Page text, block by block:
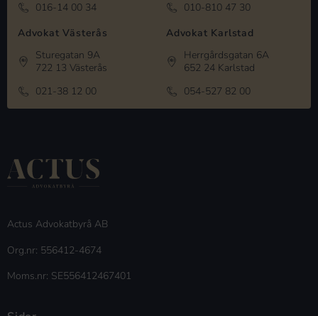
016-14 00 34
010-810 47 30
Advokat Västerås
Sturegatan 9A
722 13 Västerås
021-38 12 00
Advokat Karlstad
Herrgårdsgatan 6A
652 24 Karlstad
054-527 82 00
Actus Advokatbyrå AB
Org.nr: 556412-4674
Moms.nr: SE556412467401